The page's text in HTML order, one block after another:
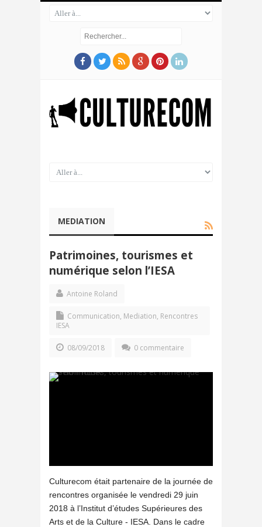
MEDIATION
Patrimoines, tourismes et
numérique selon l’IESA
Antoine Roland
Communication, Mediation, Rencontres
IESA
08/09/2018 0 commentaire
Culturecom était partenaire de la journée de
rencontres organisée le vendredi 29 juin
2018 à l’Institut d’études Supérieures des
Arts et de la Culture - IESA. Dans le cadre